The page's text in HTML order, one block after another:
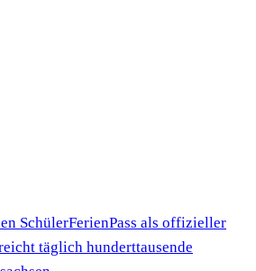
SchülerFerienPass als offizieller
täglich hunderttausende